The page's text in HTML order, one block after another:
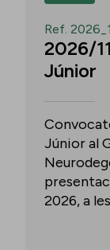
Ref.
2026/
Júnior
Júnior al
2026, a